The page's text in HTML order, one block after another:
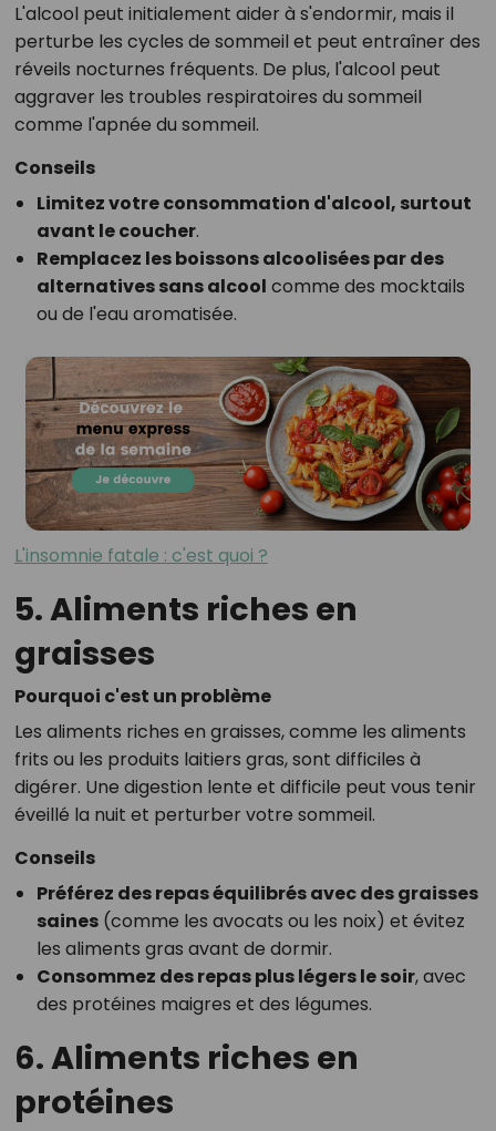
L'alcool peut initialement aider à s'endormir, mais il
perturbe les cycles de sommeil et peut entraîner des
réveils nocturnes fréquents. De plus, l'alcool peut
aggraver les troubles respiratoires du sommeil
comme l'apnée du sommeil.
Conseils
Limitez votre consommation d'alcool, surtout
avant le coucher.
Remplacez les boissons alcoolisées par des
alternatives sans alcool comme des mocktails
ou de l'eau aromatisée.
L'insomnie fatale : c'est quoi ?
5. Aliments riches en
graisses
Pourquoi c'est un problème
Les aliments riches en graisses, comme les aliments
frits ou les produits laitiers gras, sont difficiles à
digérer. Une digestion lente et difficile peut vous tenir
éveillé la nuit et perturber votre sommeil.
Conseils
Préférez des repas équilibrés avec des graisses
saines(comme les avocats ou les noix) et évitez
les aliments gras avant de dormir.
Consommez des repas plus légers le soir, avec
des protéines maigres et des légumes.
6. Aliments riches en
protéines